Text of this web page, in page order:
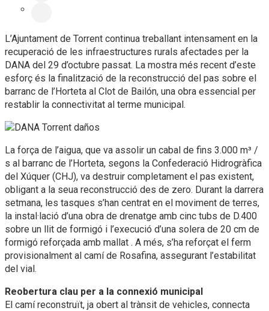
L’Ajuntament de Torrent continua treballant intensament en la
recuperació de les infraestructures rurals afectades per la
DANA del 29 d’octubre passat. La mostra més recent d’este
esforç és la finalització de la reconstrucció del pas sobre el
barranc de l’Horteta al Clot de Bailón, una obra essencial per
restablir la connectivitat al terme municipal.
La força de l’aigua, que va assolir un cabal de fins 3.000 m³ /
s al barranc de l’Horteta, segons la Confederació Hidrogràfica
del Xúquer (CHJ), va destruir completament el pas existent,
obligant a la seua reconstrucció des de zero. Durant la darrera
setmana, les tasques s’han centrat en el moviment de terres,
la instal·lació d’una obra de drenatge amb cinc tubs de D.400
sobre un llit de formigó i l’execució d’una solera de 20 cm de
formigó reforçada amb mallat . A més, s’ha reforçat el ferm
provisionalment al camí de Rosafina, assegurant l’estabilitat
del vial.
Reobertura clau per a la connexió municipal
El camí reconstruït, ja obert al trànsit de vehicles, connecta